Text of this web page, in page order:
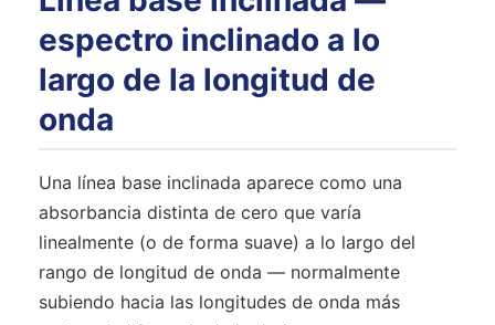
espectro inclinado a lo
largo de la longitud de
onda
Una línea base inclinada aparece como una
absorbancia distinta de cero que varía
linealmente (o de forma suave) a lo largo del
rango de longitud de onda — normalmente
subiendo hacia las longitudes de onda más